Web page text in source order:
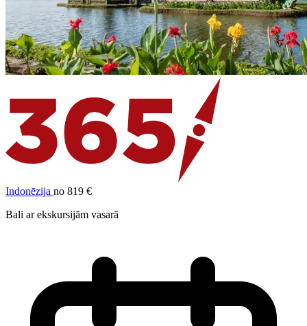
Indonēzija no 819 €
Bali ar ekskursijām vasarā